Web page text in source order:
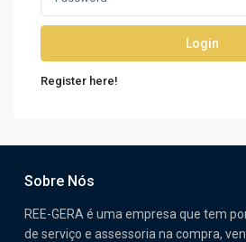
Login
Register here!
Sobre Nós
REE-GERA é uma empresa que tem
de serviço e assessoria na compra,